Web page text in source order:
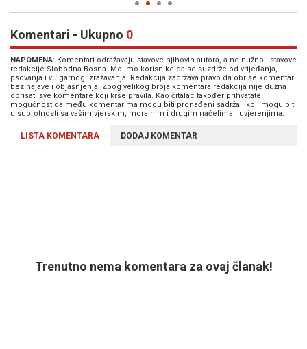
Komentari - Ukupno 0
NAPOMENA: Komentari odražavaju stavove njihovih autora, a ne nužno i stavove
redakcije Slobodna Bosna. Molimo korisnike da se suzdrže od vrijeđanja,
psovanja i vulgarnog izražavanja. Redakcija zadržava pravo da obriše komentar
bez najave i objašnjenja. Zbog velikog broja komentara redakcija nije dužna
obrisati sve komentare koji krše pravila. Kao čitalac također prihvatate
mogućnost da među komentarima mogu biti pronađeni sadržaji koji mogu biti
u suprotnosti sa vašim vjerskim, moralnim i drugim načelima i uvjerenjima.
LISTA KOMENTARA DODAJ KOMENTAR
Trenutno nema komentara za ovaj članak!